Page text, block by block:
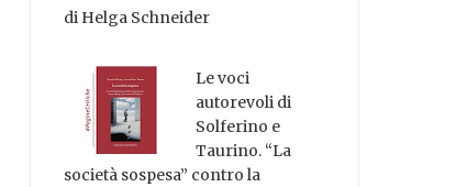
di Helga Schneider
Le voci
autorevoli di
Solferino e
Taurino. “La
società sospesa” contro la